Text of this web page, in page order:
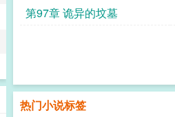
第97章 诡异的坟墓
热门小说标签